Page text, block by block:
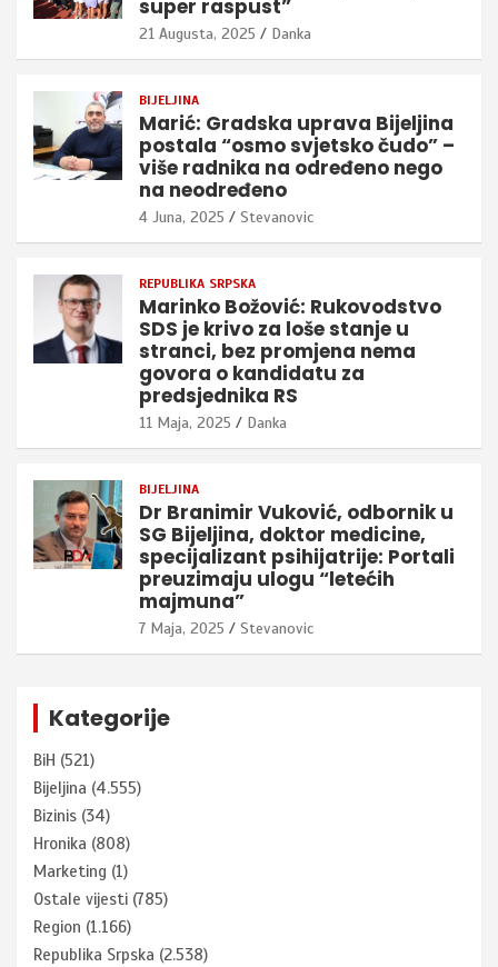
super raspust”
21 Augusta, 2025 Danka
BIJELJINA
Marić: Gradska uprava Bijeljina
postala “osmo svjetsko čudo” –
više radnika na određeno nego
na neodređeno
4 Juna, 2025 Stevanovic
REPUBLIKA SRPSKA
Marinko Božović: Rukovodstvo
SDS je krivo za loše stanje u
stranci, bez promjena nema
govora o kandidatu za
predsjednika RS
11 Maja, 2025 Danka
BIJELJINA
Dr Branimir Vuković, odbornik u
SG Bijeljina, doktor medicine,
specijalizant psihijatrije: Portali
preuzimaju ulogu “letećih
majmuna”
7 Maja, 2025 Stevanovic
Kategorije
BiH (521)
Bijeljina (4.555)
Bizinis (34)
Hronika (808)
Marketing (1)
Ostale vijesti (785)
Region (1.166)
Republika Srpska (2.538)